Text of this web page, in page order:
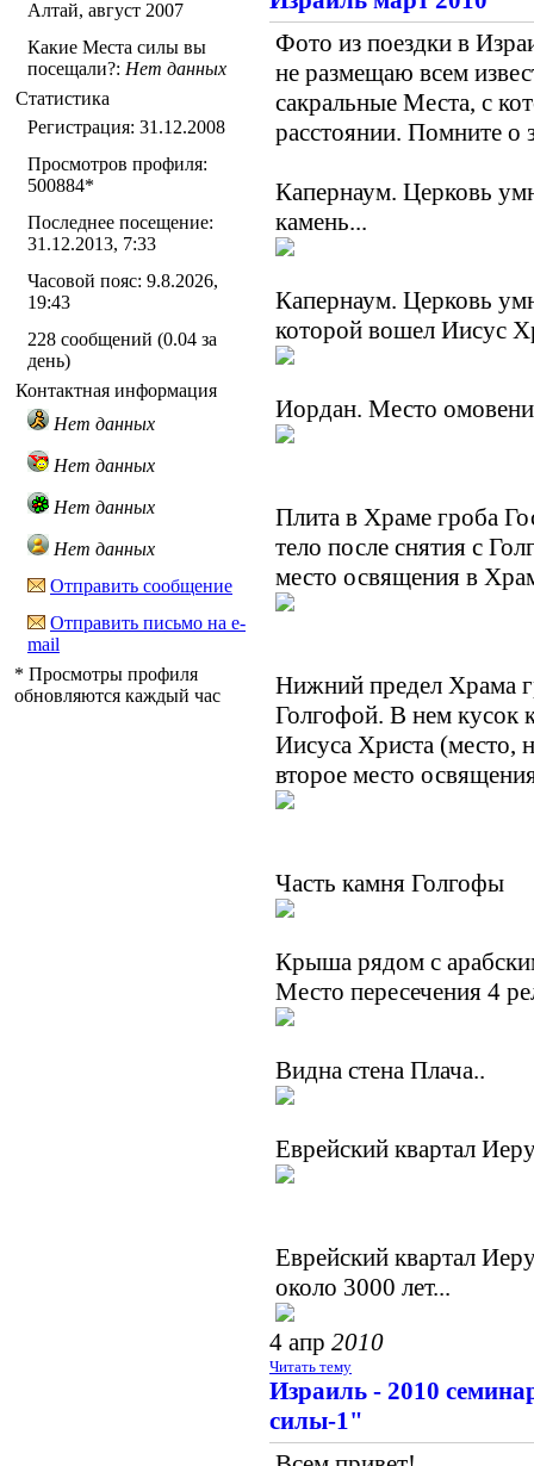
Алтай, август 2007
Какие Места силы вы
посещали?: Нет данных
Статистика
Регистрация: 31.12.2008
Просмотров профиля:
500884*
Последнее посещение:
31.12.2013, 7:33
Часовой пояс: 9.8.2026,
19:43
228 сообщений (0.04 за
день)
Контактная информация
Нет данных
Нет данных
Нет данных
Нет данных
Отправить сообщение
Отправить письмо на e-
mail
* Просмотры профиля
обновляются каждый час
Фото из поездки в
не размещаю всем
сакральные Места, с
расстоянии. Помните о
Капернаум. Церковь
камень...
Капернаум. Церковь
которой вошел Иисус
Иордан. Место
Плита в Храме гроба
тело после снятия с
место освящения в
Нижний предел Храма
Голгофой. В нем кусок
Иисуса Христа (место,
второе место
Часть камня Голгофы
Крыша рядом с
Место пересечения 4
Видна стена Плача..
Еврейский квартал
Еврейский квартал
около 3000 лет...
4 апр 2010
Читать тему
Израиль - 2010
силы-1"